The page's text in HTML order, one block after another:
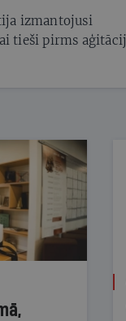
izmantojusi
tieši pirms
summu, kas